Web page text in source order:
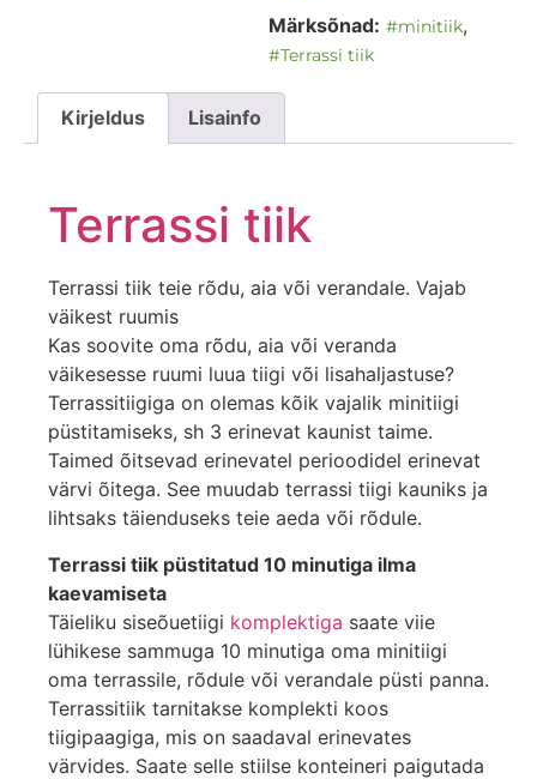
Märksõnad: #minitiik,
#Terrassi tiik
Kirjeldus Lisainfo
Terrassi tiik
Terrassi tiik teie rõdu, aia või verandale. Vajab
väikest ruumis
Kas soovite oma rõdu, aia või veranda
väikesesse ruumi luua tiigi või lisahaljastuse?
Terrassitiigiga on olemas kõik vajalik minitiigi
püstitamiseks, sh 3 erinevat kaunist taime.
Taimed õitsevad erinevatel perioodidel erinevat
värvi õitega. See muudab terrassi tiigi kauniks ja
lihtsaks täienduseks teie aeda või rõdule.
Terrassi tiik püstitatud 10 minutiga ilma
kaevamiseta
Täieliku siseõuetiigi komplektiga saate viie
lühikese sammuga 10 minutiga oma minitiigi
oma terrassile, rõdule või verandale püsti panna.
Terrassitiik tarnitakse komplekti koos
tiigipaagiga, mis on saadaval erinevates
värvides. Saate selle stiilse konteineri paigutada